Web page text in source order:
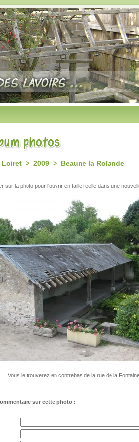
Loiret > 2009 > Beaune la Rolande
sur la photo pour l'ouvrir en taille réelle dans une
Vous le trouverez en contrebas de la rue de la Fontaine
sur cette photo :